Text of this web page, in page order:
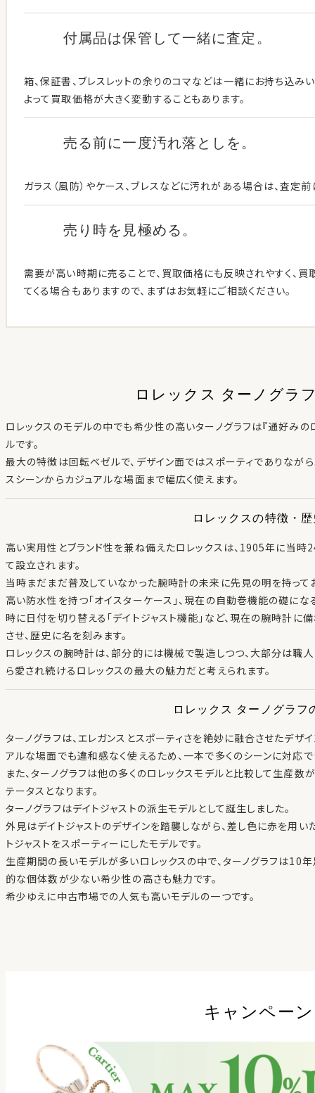
付属品は保管して一緒に査定。
箱、保証書、ブレスレットの余りのコマなどは一緒にお持ち込み
よって買取価格が大きく変動することもあります。
売る前に一度汚れ落としを。
ガラス（風防）やケース、ブレスなどに汚れがある場合は、査定
売り時を見極める。
需要が高い時期に売ることで、買取価格にも反映されやすく、
てくる場合もありますので、まずはお気軽にご相談ください。
ロレックス ターノグラ
ロレックスのモデルの中でも希少性の高いターノグラフは『通好み
ルです。
最大の特徴は回転ベゼルで、デザイン面ではスポーティでありなが
スシーンからカジュアルな場面まで幅広く使えます。
ロレックスの特徴・
高い実用性とブランド性を兼ね備えたロレックスは、1905年に当時
て設立されます。
当時まだまだ普及していなかった腕時計の未来に先見の明を持って
高い防水性を持つ「オイスターケース」、現在の自動巻機能の礎にな
時に日付を切り替える「デイトジャスト機能」など、現在の腕時計
させ、歴史に名を刻みます。
ロレックスの腕時計は、部分的には機械で製造しつつ、大部分は職
ら愛され続けるロレックスの最大の魅力だと考えられます。
ロレックス ターノグラフ
ターノグラフは、エレガンスとスポーティさを絶妙に融合させたデザ
アルな場面でも違和感なく使えるため、一本で多くのシーンに対応で
また、ターノグラフは他の多くのロレックスモデルと比較して生産
テータスとなります。
ターノグラフはデイトジャストの派生モデルとして誕生しました。
外見はデイトジャストのデザインを踏襲しながら、差し色に赤を用
トジャストをスポーティーにしたモデルです。
生産期間の長いモデルが多いロレックスの中で、ターノグラフは10
的な個体数が少ない希少性の高さも魅力です。
希少ゆえに中古市場での人気も高いモデルの一つです。
キャンペーン